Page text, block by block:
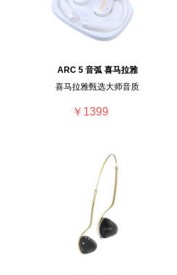
ARC 5 音弧 喜马拉雅
喜马拉雅甄选大师音质
￥1399